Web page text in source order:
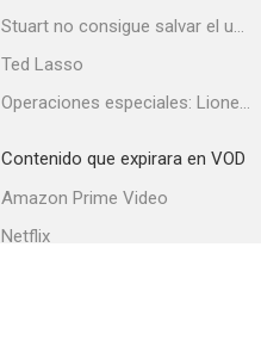
Stuart no consigue salvar el universo
Ted Lasso
Operaciones especiales: Lioness
Contenido que expirara en VOD
Amazon Prime Video
Netflix